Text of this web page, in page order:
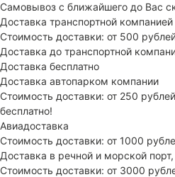
Самовывоз с ближайшего до Вас
Доставка транспортной компанией
Стоимость доставки: от 500
Доставка до транспортной
Доставка бесплатно
Доставка автопарком компании
Стоимость доставки: от 250
бесплатно!
Авиадоставка
Стоимость доставки: от 1000
Доставка в речной и морской
Стоимость доставки: от 3000